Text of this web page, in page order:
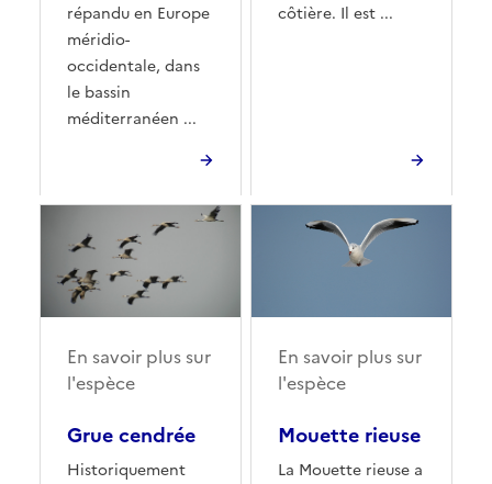
répandu en Europe
méridio-
occidentale, dans
le bassin
méditerranéen ...
côtière. Il est ...
Grue cendrée
Historiquement
En savoir plus sur
l'espèce
Mouette rieuse
La Mouette rieuse a
En savoir plus sur
l'espèce